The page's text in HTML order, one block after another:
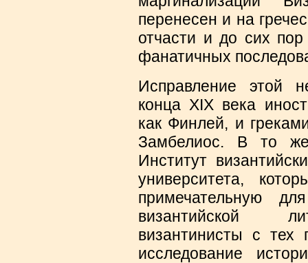
перенесен и на
отчасти и до сих
фанатичных
Исправление этой
конца XIX века
как Финлей, и
Замбелиос. В то
Институт
университета,
примечательную
византийской
византинисты с
исследование